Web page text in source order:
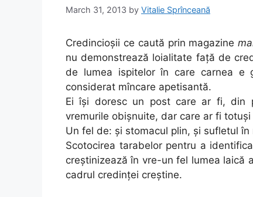
March 31, 2013 by Vitalie Sprînceană
Credincioșii ce caută prin magazine
nu demonstrează loialitate față de
de lumea ispitelor în care carnea e
considerat mîncare apetisantă.
Ei își doresc un post care ar fi, din
vremurile obișnuite, dar care ar fi
Un fel de: și stomacul plin, și sufletul în
Scotocirea tarabelor pentru a
creștinizează în vre-un fel lumea laică
cadrul credinței creștine.